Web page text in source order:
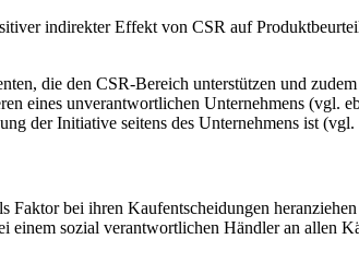
indirekter Effekt von CSR auf
die den CSR-Bereich unterstützen und
eines unverantwortlichen Unternehmens (vgl.
der Initiative seitens des Unternehmens ist
bei ihren Kaufentscheidungen
sozial verantwortlichen Händler an allen